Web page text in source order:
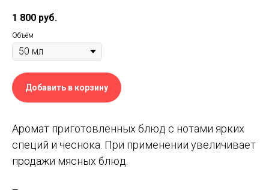
1 800 руб.
Объём
Добавить в корзину
Аромат приготовленных блюд с нотами ярких
специй и чеснока. При применении увеличивает
продажи мясных блюд.